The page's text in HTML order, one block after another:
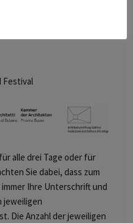
klicken Sie <<
Festival
alle drei Tage oder für
Sie dabei, dass zum
Ihre Unterschrift und
jeweiligen
Die Anzahl der jeweiligen